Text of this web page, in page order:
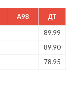
A98 ДТ
89.99
89.90
78.95